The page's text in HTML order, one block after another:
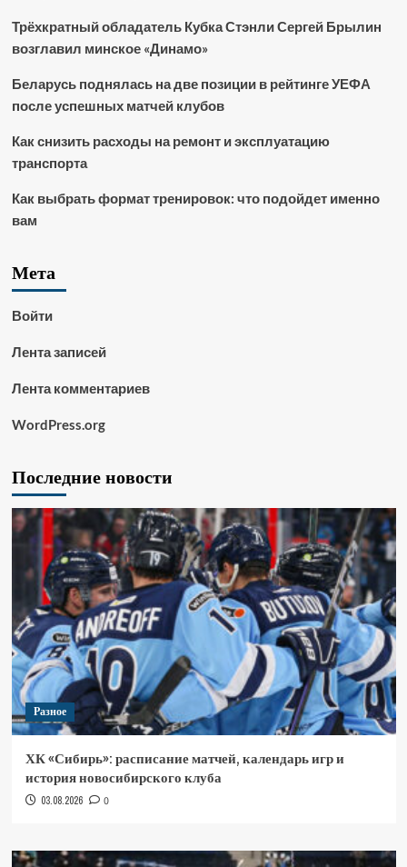
Трёхкратный обладатель Кубка Стэнли Сергей Брылин
возглавил минское «Динамо»
Беларусь поднялась на две позиции в рейтинге УЕФА
после успешных матчей клубов
Как снизить расходы на ремонт и эксплуатацию
транспорта
Как выбрать формат тренировок: что подойдет именно
вам
Мета
Войти
Лента записей
Лента комментариев
WordPress.org
Последние новости
Разное
ХК «Сибирь»: расписание матчей, календарь игр и
история новосибирского клуба
03.08.2026 0